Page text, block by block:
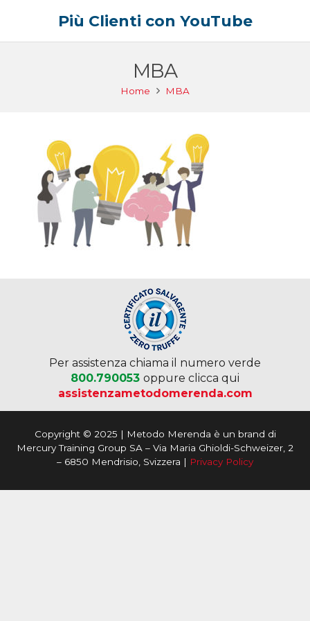
Più Clienti con YouTube
MBA
Home MBA
Per assistenza chiama il numero verde
800.790053 oppure clicca qui
assistenzametodomerenda.com
Copyright © 2025 | Metodo Merenda è un brand di
Mercury Training Group SA – Via Maria Ghioldi-Schweizer, 2
– 6850 Mendrisio, Svizzera | Privacy Policy